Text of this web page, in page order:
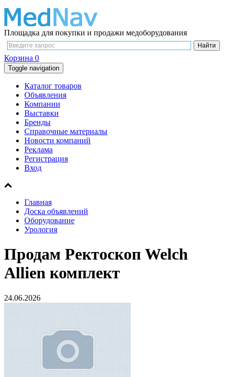
Площадка для покупки и продажи медоборудования
Корзина 0
Toggle navigation
Каталог товаров
Объявления
Компании
Выставки
Бренды
Справочные материалы
Новости компаний
Реклама
Регистрация
Вход
Главная
Доска объявлений
Оборудование
Урология
Продам Ректоскоп Welch
Allien комплект
24.06.2026